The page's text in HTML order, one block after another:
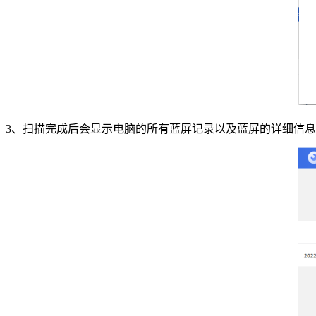
3、扫描完成后会显示电脑的所有蓝屏记录以及蓝屏的详细信